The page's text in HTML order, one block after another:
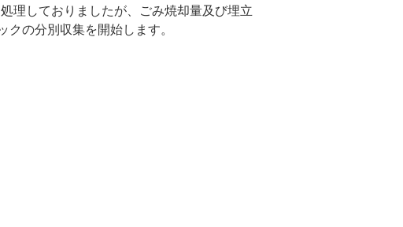
理しておりましたが、ごみ焼却量及び埋立
の分別収集を開始します。